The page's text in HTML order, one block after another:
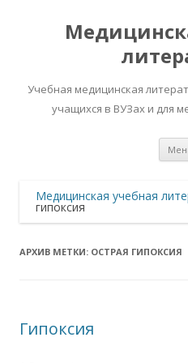
Учебная медицинская
учащихся в ВУЗах и для
Медицинская учебная
гипоксия
АРХИВ МЕТКИ: ОСТРАЯ ГИПОКСИЯ
Гипоксия